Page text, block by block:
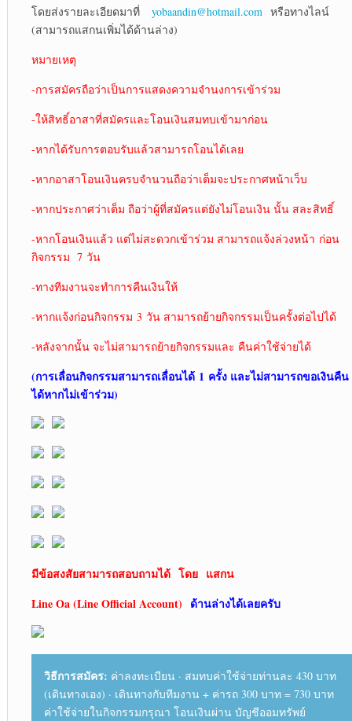
โดยส่งรายละเอียดมาที่ yobaandin@hotmail.comหรือทางไลน์
(สามารถแสกนเพิ่มได้ด้านล่าง)
หมายเหตุ
-การสมัครถือว่าเป็นการแสดงความจำนงการเข้าร่วม
-ให้สิทธิ์อาสาที่สมัครและโอนเงินสมทบเข้ามาก่อน
-หากได้รับการตอบรับแล้วสามารถโอนได้เลย
-หากอาสาโอนเงินครบจำนวนถือว่าเต็มจะประกาศหน้าเว็บ
-หากประกาศว่าเต็ม ถือว่าผู้ที่สมัครแต่ยังไม่โอนเงิน นั้น สละสิทธิ์
-หากโอนเงินแล้ว แต่ไม่สะดวกเข้าร่วม สามารถแจ้งล่วงหน้า ก่อน
กิจกรรม 7 วัน
-ทางทีมงานจะทำการคืนเงินให้
-หากแจ้งก่อนกิจกรรม 3 วัน สามารถย้ายกิจกรรมเป็นครั้งต่อไปได้
-หลังจากนั้น จะไม่สามารถย้ายกิจกรรมและ คืนค่าใช้จ่ายได้
(การเลื่อนกิจกรรมสามารถเลื่อนได้ 1 ครั้ง และไม่สามารถขอเงินคืน
ได้หากไม่เข้าร่วม)
มีข้อสงสัยสามารถสอบถามได้ โดย แสกน
Line Oa (Line Official Account) ด้านล่างได้เลยครับ
วิธีการสมัคร: ค่าลงทะเบียน · สมทบค่าใช้จ่ายท่านละ 430 บาท
(เดินทางเอง) · เดินทางกับทีมงาน + ค่ารถ 300 บาท = 730 บาท
ค่าใช้จ่ายในกิจกรรมกรุณา โอนเงินผ่าน บัญชีออมทรัพย์